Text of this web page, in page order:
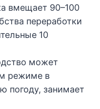
вмещает 90–100
переработки
10
может
режиме в
погоду, занимает